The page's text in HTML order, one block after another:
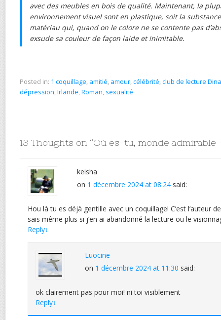
avec des meubles en bois de qualité. Maintenant, la
environnement visuel sont en plastique, soit la
matériau qui, quand on le colore ne se contente pas
exsude sa couleur de façon laide et inimitable.
Posted in: 1 coquillage, amitié, amour,célébrité,club de lecture
dépression,Irlande,Roman, sexualité
18 Thoughts on “Où es-tu, monde admirable
keisha
on 1 décembre 2024 at 08:24 said:
Hou là tu es déjà gentille avec un coquillage! C’est l’auteur
sais même plus si j’en ai abandonné la lecture ou le
Reply↓
Luocine
on 1 décembre 2024 at 11:30 said:
ok clairement pas pour moi! ni toi visiblement
Reply↓